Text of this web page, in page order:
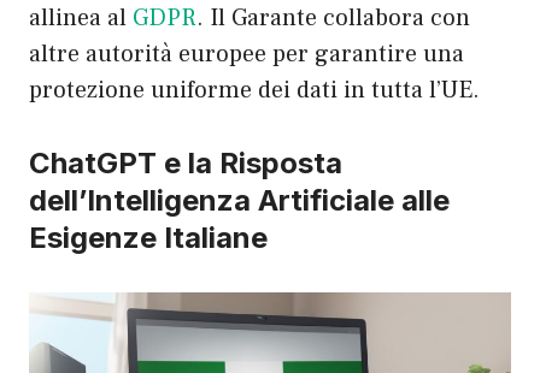
allinea al GDPR. Il Garante collabora con
altre autorità europee per garantire una
protezione uniforme dei dati in tutta l’UE.
ChatGPT e la Risposta
dell’Intelligenza Artificiale alle
Esigenze Italiane